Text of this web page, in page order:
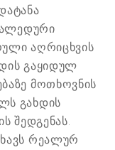
აღრიცხვის
გაყიდულ
მოთხოვნის
გახდის
შედგენას.
რეალურ